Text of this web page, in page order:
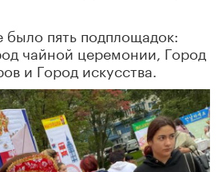
пять подплощадок:
чайной церемонии, Город
и Город искусства.